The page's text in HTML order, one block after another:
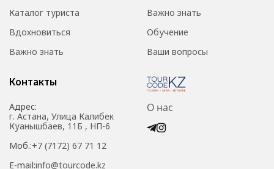
Каталог туриста
Вдохновиться
Важно знать
Важно знать
Обучение
Ваши вопросы
Контакты
Адрес:
г. Астана, Улица Калибек
Куанышбаев, 11Б , НП-6
Моб.:+7 (7172) 67 71 12
E-mail:info@tourcode.kz
О нас